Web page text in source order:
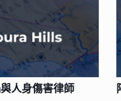
人身傷害律師